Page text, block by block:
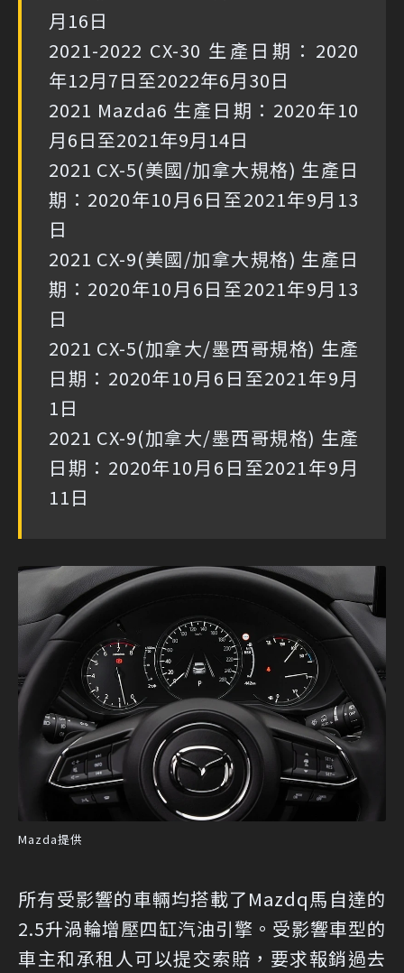
月16日
2021-2022 CX-30 生產日期：2020
年12月7日至2022年6月30日
2021 Mazda6 生產日期：2020年10
月6日至2021年9月14日
2021 CX-5(美國/加拿大規格) 生產日
期：2020年10月6日至2021年9月13
日
2021 CX-9(美國/加拿大規格) 生產日
期：2020年10月6日至2021年9月13
日
2021 CX-5(加拿大/墨西哥規格) 生產
日期：2020年10月6日至2021年9月
1日
2021 CX-9(加拿大/墨西哥規格) 生產
日期：2020年10月6日至2021年9月
11日
Mazda提供
所有受影響的車輛均搭載了Mazdq馬自達的
2.5升渦輪增壓四缸汽油引擎。受影響車型的
車主和承租人可以提交索賠，要求報銷過去